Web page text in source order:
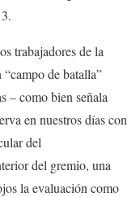
trabajadores de la
de batalla”
– como bien señala
en nuestros días con
del
del gremio, una
la evaluación como